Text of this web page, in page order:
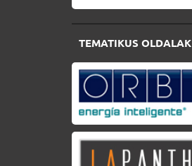
TEMATIKUS OLDALAK